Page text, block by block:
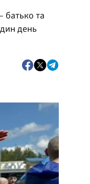
батько та
день